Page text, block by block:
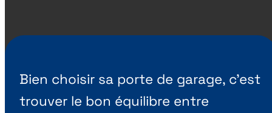
Bien choisir sa porte de garage, c’est
trouver le bon équilibre entre